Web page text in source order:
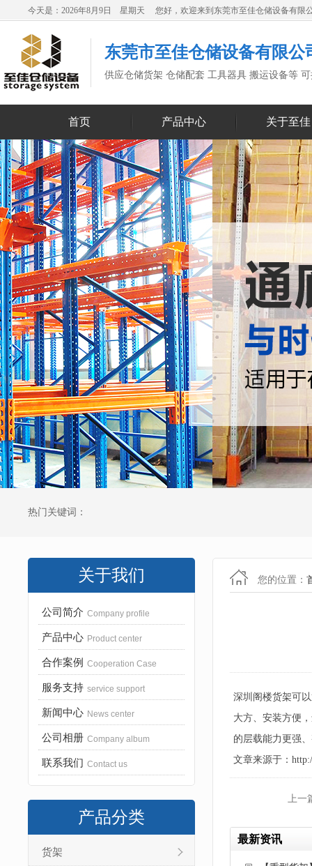
今天是：2026年8月9日 星期天 您好，欢迎来到东莞市至佳仓储设备有限
东莞市至佳仓储设备有限公
供应仓储货架 仓储配套 工具器具 搬运设备等
首页 产品中心 关于至佳
热门关键词：
关于我们
公司简介 Company profile
产品中心 Product center
合作案例 Cooperation Case
服务支持 service support
新闻中心 News center
公司相册 Company album
联系我们 Contact us
产品分类
货架
您的位置：
深圳阁楼货架可
大方、安装方便
的层载能力更强
文章来源于：
上一
最新资讯